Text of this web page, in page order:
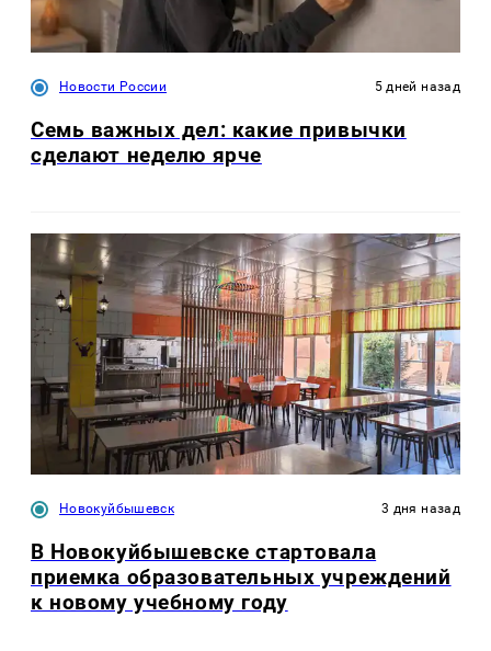
Новости России 5 дней назад
Семь важных дел: какие привычки
сделают неделю ярче
Новокуйбышевск 3 дня назад
В Новокуйбышевске стартовала
приемка образовательных учреждений
к новому учебному году